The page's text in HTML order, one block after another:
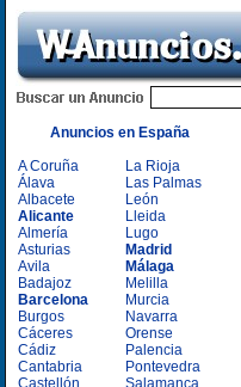
Anuncios en España
A Coruña
Álava
Albacete
Alicante
Almería
Asturias
Avila
Badajoz
Barcelona
Burgos
Cáceres
Cádiz
Cantabria
Castellón
La Rioja
Las Palmas
León
Lleida
Lugo
Madrid
Málaga
Melilla
Murcia
Navarra
Orense
Palencia
Pontevedra
Salamanca